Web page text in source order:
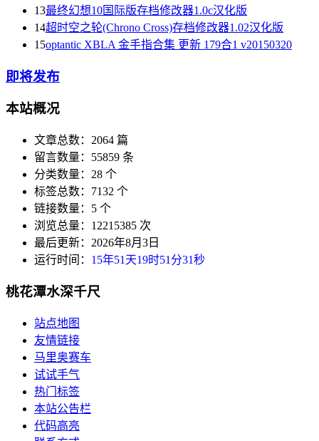
13最终幻想10国际版存档修改器1.0c汉化版
14超时空之轮(Chrono Cross)存档修改器1.02汉化版
15optantic XBLA 金手指合集 更新 179合1 v20150320
即将发布
本站概况
文章总数：2064 篇
留言数量：55859 条
分类数量：28 个
标签总数：7132 个
链接数量：5 个
浏览总量：12215385 次
最后更新：2026年8月3日
运行时间： 15年51天19时51分31秒
桃花潭水深千尺
站点地图
友情链接
马里奥赛车
试试手气
热门标签
本站公告栏
代码高亮